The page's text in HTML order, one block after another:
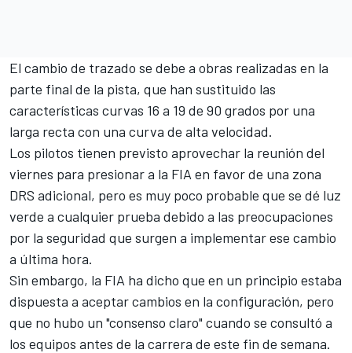
El cambio de trazado se debe a obras realizadas en la
parte final de la pista, que han sustituido las
características curvas 16 a 19 de 90 grados por una
larga recta con una curva de alta velocidad.
Los pilotos tienen previsto aprovechar la reunión del
viernes para presionar a la FIA en favor de una zona
DRS adicional, pero es muy poco probable que se dé luz
verde a cualquier prueba debido a las preocupaciones
por la seguridad que surgen a implementar ese cambio
a última hora.
Sin embargo, la FIA ha dicho que en un principio estaba
dispuesta a aceptar cambios en la configuración, pero
que no hubo un "consenso claro" cuando se consultó a
los equipos antes de la carrera de este fin de semana.